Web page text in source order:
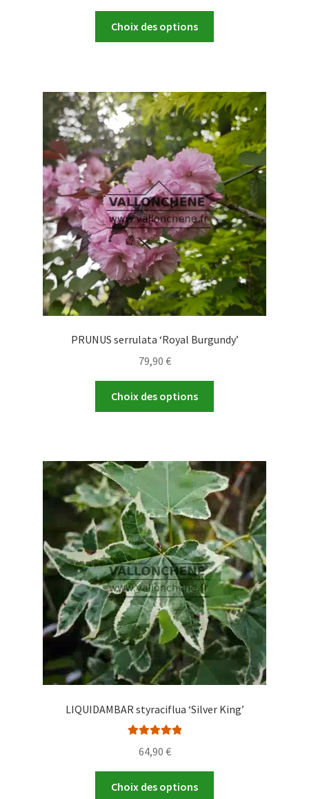
de
prix :
79,90 €
Choix des options
Les
options
peuvent
être
choisies
sur
la
page
du
produit
PRUNUS serrulata ‘Royal Burgundy’
79,90 €
Choix des options
variations.
Les
options
peuvent
être
choisies
sur
la
page
du
produit
LIQUIDAMBAR styraciflua ‘Silver King’
64,90 €
Choix des options